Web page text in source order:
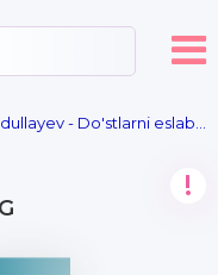
- Do'stlarni eslab turing
!